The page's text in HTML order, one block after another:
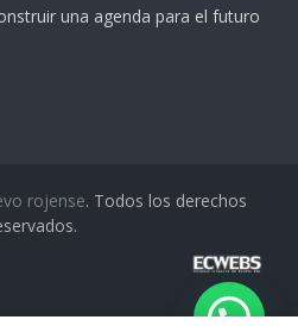
una agenda para el futuro
rojense. Todos los derechos